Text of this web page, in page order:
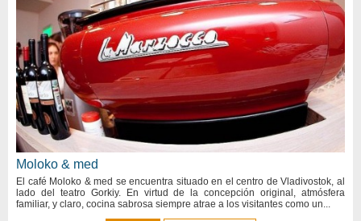
Moloko & med
El café Moloko & med se encuentra situado en el centro de Vladivostok, al
lado del teatro Gorkiy. En virtud de la concepción original, atmósfera
familiar, y claro, cocina sabrosa siempre atrae a los visitantes como un...